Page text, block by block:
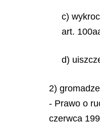
c)
art.
d)
2)
- Prawo o
czerwca